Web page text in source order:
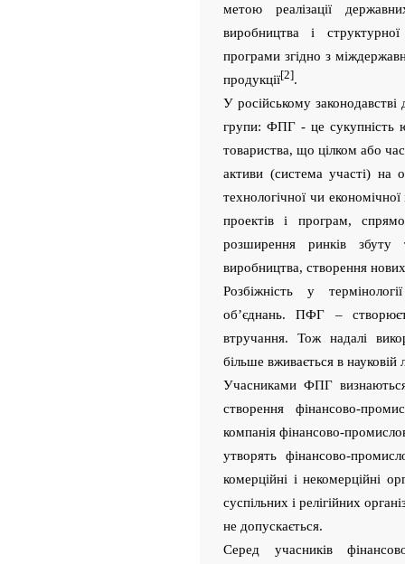
метою реалізації
виробництва і
програми згідно з
продукції[2].
У російському законодавстві
групи: ФПГ - це сукупність
товариства, що цілком або
активи (система участі)
технологічної чи економічної
проектів і програм,
розширення ринків збуту
виробництва, створення
Розбіжність у
об’єднань. ПФГ –
втручання. Тож надалі
більше вживається в науковій
Учасниками ФПГ
створення фінансово-
компанія фінансово-
утворять фінансово-
комерційні і некомерційні
суспільних і релігійних
не допускається.
Серед учасників